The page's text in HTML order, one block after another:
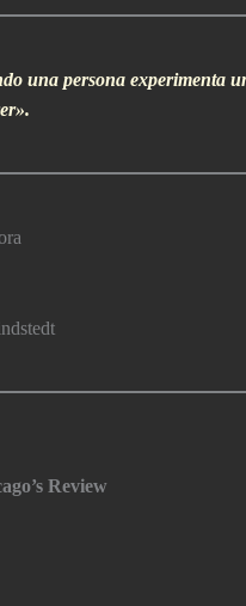
una persona experimenta
Review